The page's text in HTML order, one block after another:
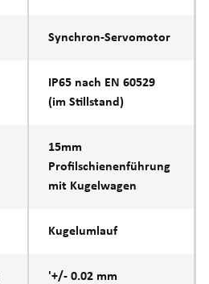
Synchron-Servomotor
IP65 nach EN 60529
(im Stillstand)
15mm
Profilschienenführung
mit Kugelwagen
Kugelumlauf
'+/- 0.02 mm